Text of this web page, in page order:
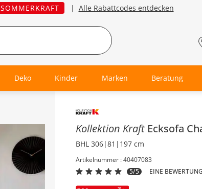
SOMMERKRAFT | Alle Rabattcodes entdecken
Deko Kinder Marken Beratung
Inhalt der Seitenleiste überspringen
Kollektion Kraft Ecksofa
BHL 306|81|197 cm
Artikelnummer : 40407083
5/5
EINE